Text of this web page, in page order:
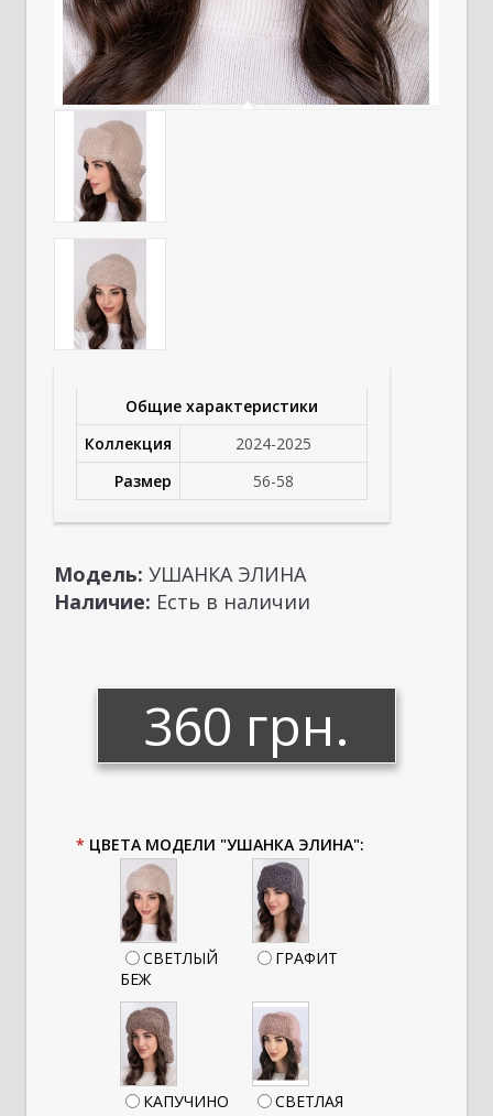
Общие характеристики
Коллекция
2024-2025
Размер
56-58
Модель: УШАНКА ЭЛИНА
Наличие: Есть в наличии
360 грн.
* ЦВЕТА МОДЕЛИ "УШАНКА ЭЛИНА":
СВЕТЛЫЙ
БЕЖ
ГРАФИТ
КАПУЧИНО
СВЕТЛАЯ